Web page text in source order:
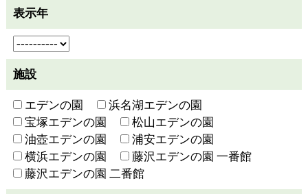
表示年
施設
エデンの園
浜名湖エデンの園
宝塚エデンの園
松山エデンの園
油壺エデンの園
浦安エデンの園
横浜エデンの園
藤沢エデンの園 一番館
藤沢エデンの園 二番館